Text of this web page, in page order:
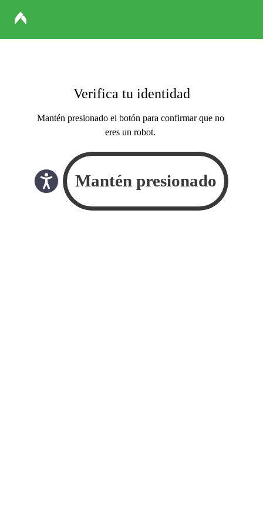
Verifica tu identidad
Mantén presionado el botón para confirmar que no
eres un robot.